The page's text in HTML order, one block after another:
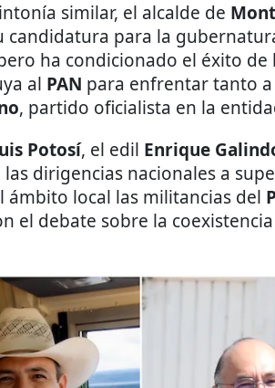
similar, el alcalde de
candidatura para la
ha condicionado el éxito
al PAN para enfrentar tanto a
, partido oficialista en la
Potosí, el edil Enrique
dirigencias nacionales a
ámbito local las militancias del
el debate sobre la